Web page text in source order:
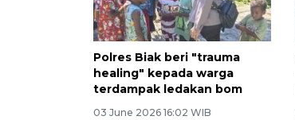
Polres Biak beri "trauma
healing" kepada warga
terdampak ledakan bom
03 June 2026 16:02 WIB